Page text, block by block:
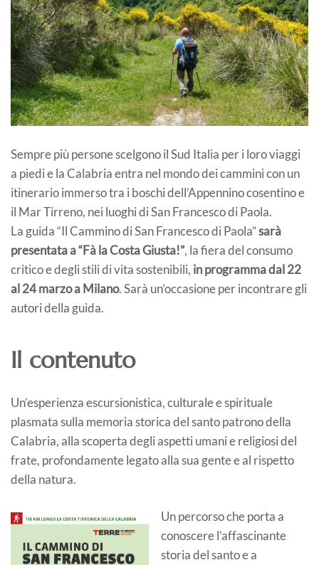
Sempre più persone scelgono il Sud Italia per i loro viaggi
a piedi e la Calabria entra nel mondo dei cammini con un
itinerario immerso tra i boschi dell’Appennino cosentino e
il Mar Tirreno, nei luoghi di San Francesco di Paola.
La guida “Il Cammino di San Francesco di Paola”sarà
presentata a “Fà la Costa Giusta!”, la fiera del consumo
critico e degli stili di vita sostenibili, in programma dal 22
al 24 marzo a Milano. Sarà un’occasione per incontrare gli
autori della guida.
Il contenuto
Un’esperienza escursionistica, culturale e spirituale
plasmata sulla memoria storica del santo patrono della
Calabria, alla scoperta degli aspetti umani e religiosi del
frate, profondamente legato alla sua gente e al rispetto
della natura.
Un percorso che porta a
conoscere l’affascinante
storia del santo e a